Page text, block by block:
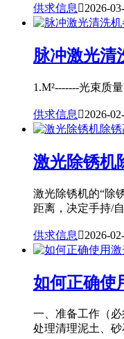
供求信息 2026-
脉冲激光清
1.M²-------光束质
供求信息 2026-
激光除锈机
激光除锈机的“除
距离，决定手持/
供求信息 2026-
如何正确使
一、准备工作（
处理清理泥土、砂